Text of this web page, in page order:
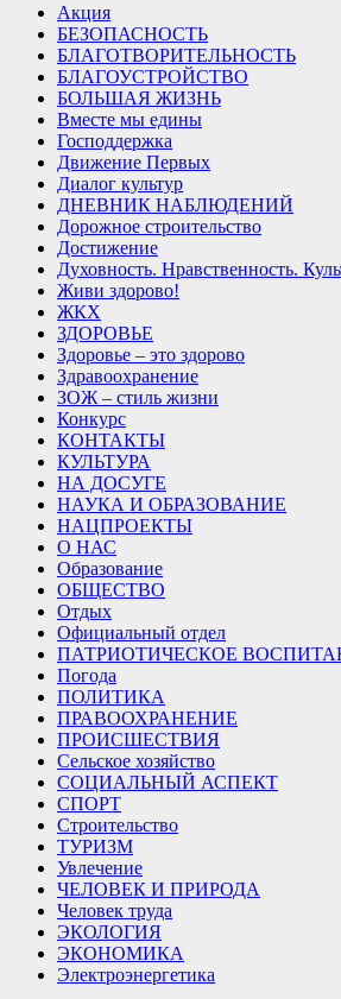
Акция
БЕЗОПАСНОСТЬ
БЛАГОТВОРИТЕЛЬНОСТЬ
БЛАГОУСТРОЙСТВО
БОЛЬШАЯ ЖИЗНЬ
Вместе мы едины
Господдержка
Движение Первых
Диалог культур
ДНЕВНИК НАБЛЮДЕНИЙ
Дорожное строительство
Достижение
Духовность. Нравственность.
Живи здорово!
ЖКХ
ЗДОРОВЬЕ
Здоровье – это здорово
Здравоохранение
ЗОЖ – стиль жизни
Конкурс
КОНТАКТЫ
КУЛЬТУРА
НА ДОСУГЕ
НАУКА И ОБРАЗОВАНИЕ
НАЦПРОЕКТЫ
О НАС
Образование
ОБЩЕСТВО
Отдых
Официальный отдел
ПАТРИОТИЧЕСКОЕ
Погода
ПОЛИТИКА
ПРАВООХРАНЕНИЕ
ПРОИСШЕСТВИЯ
Сельское хозяйство
СОЦИАЛЬНЫЙ АСПЕКТ
СПОРТ
Строительство
ТУРИЗМ
Увлечение
ЧЕЛОВЕК И ПРИРОДА
Человек труда
ЭКОЛОГИЯ
ЭКОНОМИКА
Электроэнергетика